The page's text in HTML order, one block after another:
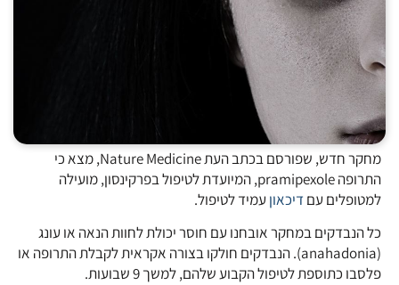
מחקר חדש, שפורסם בכתב העת Nature Medicine, מצא כי
התרופה pramipexole, המיועדת לטיפול בפרקינסון, מועילה
למטופלים עםדיכאוןעמיד לטיפול.
כל הנבדקים במחקר אובחנו עם חוסר יכולת לחוות הנאה או עונג
(anahadonia). הנבדקים חולקו בצורה אקראית לקבלת התרופה או
פלסבו כתוספת לטיפול הקבוע שלהם, למשך 9 שבועות.